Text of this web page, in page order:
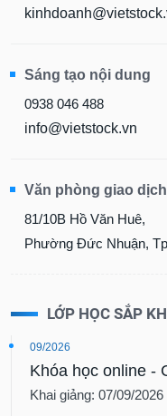
Sáng tạo nội dung
0938 046 488
info@vietstock.vn
Văn phòng giao dịch
81/10B Hồ Văn Huê,
Phường Đức Nhuận,
LỚP HỌC SẮP
09/2026
Khóa học online -
Khai giảng: 07/09/